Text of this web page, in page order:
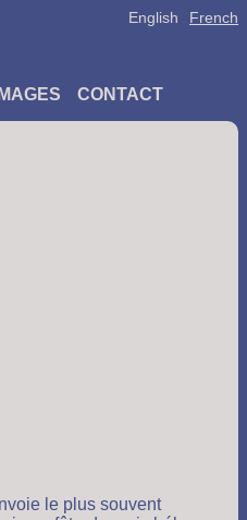
English French
IMAGES CONTACT
le plus souvent